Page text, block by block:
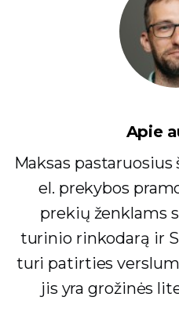
Apie
Maksas
el. prekybos
prekių ženklams
turinio rinkodarą ir
turi patirties
jis yra grožinės